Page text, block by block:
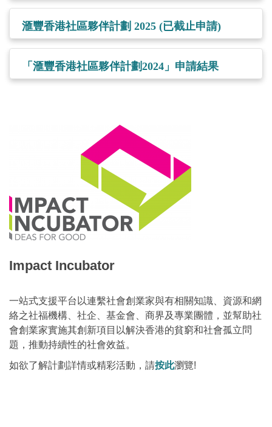
滙豐香港社區夥伴計劃 2025 (已截止申請)
「滙豐香港社區夥伴計劃2024」申請結果
Impact Incubator
一站式支援平台以連繫社會創業家與有相關知識、資源和網
絡之社福機構、社企、基金會、商界及專業團體，並幫助社
會創業家實施其創新項目以解決香港的貧窮和社會孤立問
題，推動持續性的社會效益。
如欲了解計劃詳情或精彩活動，請按此瀏覽!